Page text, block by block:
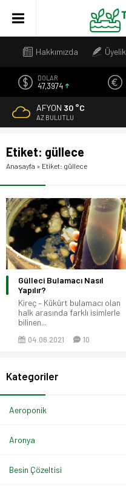
Hakkımızda Üyelik
DOLAR
47,3974
AFYON 30 °C
AZ BULUTLU
Etiket: güllece
Anasayfa » Etiket: güllece
Gülleci Bulamacı Nasıl
Yapılır?
Kireç – Kükürt bulamacı olan
halk arasında farklı isimlerle
bilinen...
04.06.2021 10
Kategoriler
Aeroponik
Aronya
Besin Çözeltisi